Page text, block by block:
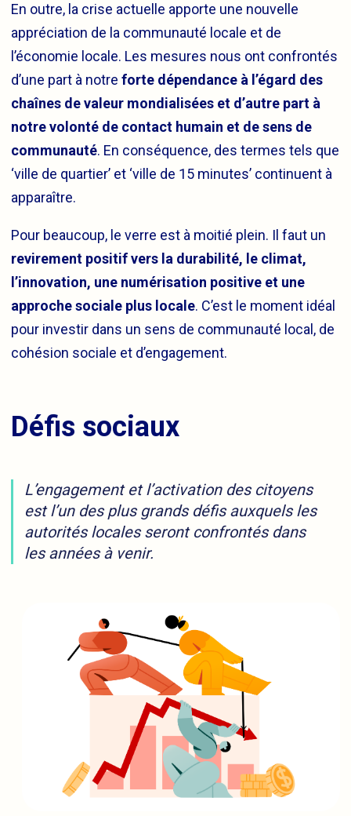
En outre, la crise actuelle apporte une nouvelle
appréciation de la communauté locale et de
l’économie locale. Les mesures nous ont confrontés
d’une part à notre forte dépendance à l’égard des
chaînes de valeur mondialisées et d’autre part à
notre volonté de contact humain et de sens de
communauté. En conséquence, des termes tels que
‘ville de quartier’ et ‘ville de 15 minutes’ continuent à
apparaître.
Pour beaucoup, le verre est à moitié plein. Il faut un
revirement positif vers la durabilité, le climat,
l’innovation, une numérisation positive et une
approche sociale plus locale. C’est le moment idéal
pour investir dans un sens de communauté local, de
cohésion sociale et d’engagement.
Défis sociaux
L’engagement et l’activation des citoyens
est l’un des plus grands défis auxquels les
autorités locales seront confrontés dans
les années à venir.